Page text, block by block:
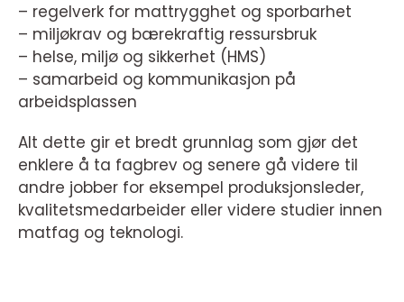
– regelverk for mattrygghet og sporbarhet
– miljøkrav og bærekraftig ressursbruk
– helse, miljø og sikkerhet (HMS)
– samarbeid og kommunikasjon på
arbeidsplassen
Alt dette gir et bredt grunnlag som gjør det
enklere å ta fagbrev og senere gå videre til
andre jobber for eksempel produksjonsleder,
kvalitetsmedarbeider eller videre studier innen
matfag og teknologi.